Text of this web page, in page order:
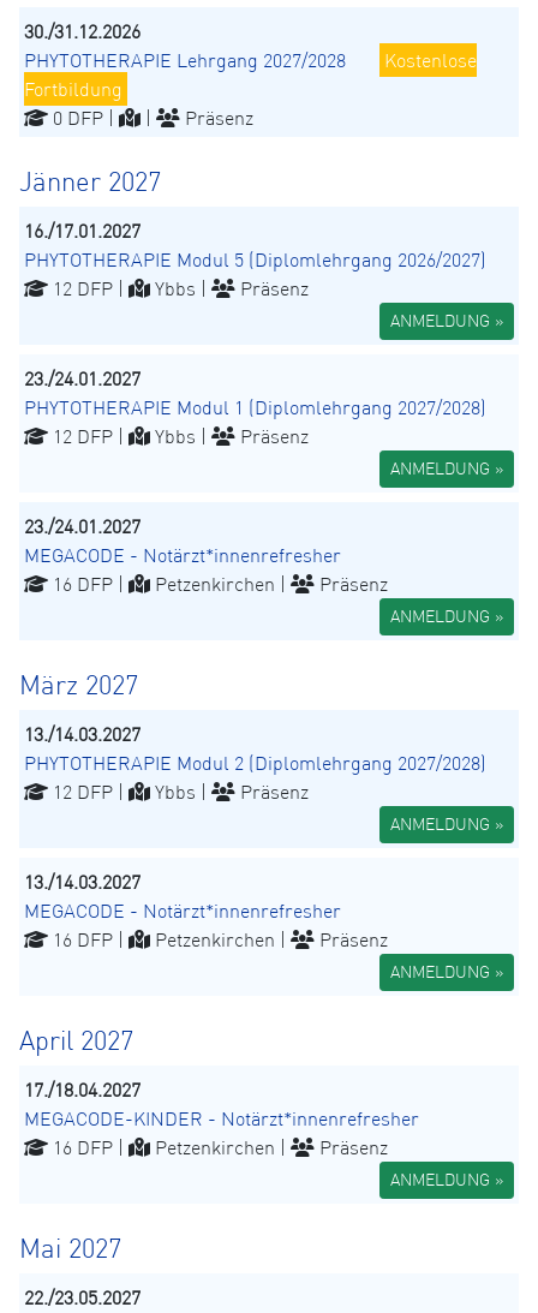
30./31.12.2026
PHYTOTHERAPIE Lehrgang 2027/2028
Kostenlose
Fortbildung
0 DFP |
Präsenz
Jänner 2027
16./17.01.2027
PHYTOTHERAPIE Modul 5 (Diplomlehrgang 2026/2027)
12 DFP |
Ybbs | Präsenz
ANMELDUNG »
23./24.01.2027
PHYTOTHERAPIE Modul 1 (Diplomlehrgang 2027/2028)
12 DFP |
Ybbs | Präsenz
ANMELDUNG »
23./24.01.2027
MEGACODE - Notärzt*innenrefresher
16 DFP |
Petzenkirchen | Präsenz
ANMELDUNG »
März 2027
13./14.03.2027
PHYTOTHERAPIE Modul 2 (Diplomlehrgang 2027/2028)
12 DFP |
Ybbs | Präsenz
ANMELDUNG »
13./14.03.2027
MEGACODE - Notärzt*innenrefresher
16 DFP |
Petzenkirchen | Präsenz
ANMELDUNG »
April 2027
17./18.04.2027
MEGACODE-KINDER - Notärzt*innenrefresher
16 DFP |
Petzenkirchen | Präsenz
ANMELDUNG »
Mai 2027
22./23.05.2027